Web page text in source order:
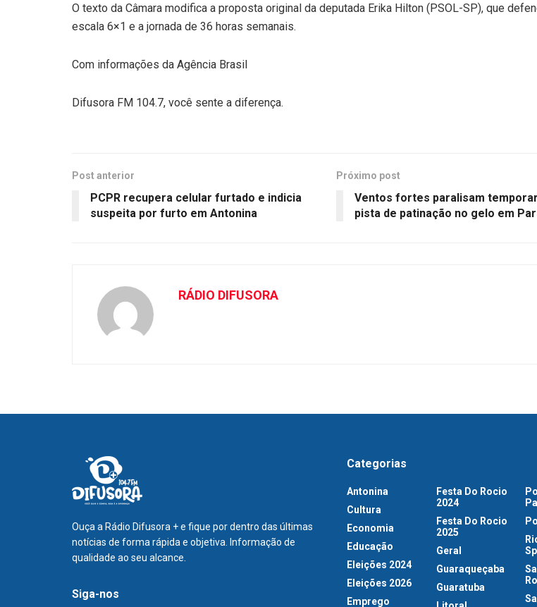
O texto da Câmara modifica a proposta original da deputada Erika Hilton (PSOL-SP), que
escala 6×1 e a jornada de 36 horas semanais.
Com informações da Agência Brasil
Difusora FM 104.7, você sente a diferença.
Post anterior
PCPR recupera celular furtado e indicia
suspeita por furto em Antonina
Próximo post
Ventos fortes paralisam
pista de patinação no gelo em
RÁDIO DIFUSORA
Ouça a Rádio Difusora + e fique por dentro das últimas
notícias de forma rápida e objetiva. Informação de
qualidade ao seu alcance.
Siga-nos
Categorias
Antonina
Cultura
Economia
Educação
Eleições 2024
Eleições 2026
Emprego
Festa Do Rocio
2024
Festa Do Rocio
2025
Geral
Guaraqueçaba
Guaratuba